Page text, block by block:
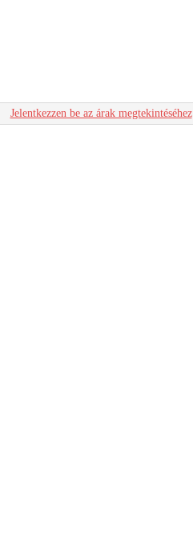
Jelentkezzen be az árak megtekintéséhez